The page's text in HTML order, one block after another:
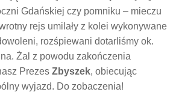
Gdańskiej czy pomniku – mieczu
rejs umilały z kolei wykonywane
rozśpiewani dotarliśmy ok.
Żal z powodu zakończenia
Prezes Zbyszek, obiecując
wyjazd. Do zobaczenia!